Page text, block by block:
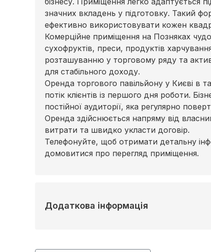
значних вкладень у підготовку. Такий
ефективно використовувати кожен
Комерційне приміщення на Позняках
сухофруктів, преси, продуктів
розташуванню у торговому ряду та
для стабільного доходу.
Оренда торгового павільйону у Києві в
потік клієнтів із першого дня роботи.
постійної аудиторії, яка регулярно
Оренда здійснюється напряму від
витрати та швидко укласти договір.
Телефонуйте, щоб отримати детальну
домовитися про перегляд приміщення.
Додаткова інформація